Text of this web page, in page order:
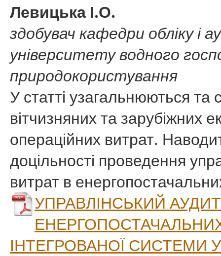
Левицька І.О.
здобувач кафедри обліку і
університету водного
природокористування
У статті узагальнюються
вітчизняних та зарубіжних
операційних витрат.
доцільності проведення
витрат в
УПРАВЛІНСЬКИЙ
ІНТЕГРОВАНОЇ СИСТЕМИ